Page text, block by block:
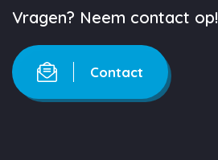
Vragen? Neem contact op!
Contact